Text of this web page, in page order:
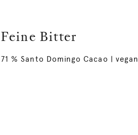
Feine Bitter
71 % Santo Domingo Cacao | vegan